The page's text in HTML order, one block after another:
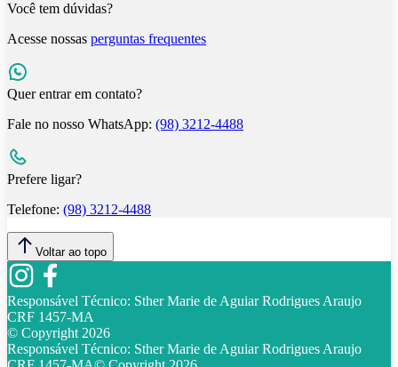
Você tem dúvidas?
Acesse nossas perguntas frequentes
Quer entrar em contato?
Fale no nosso WhatsApp: (98) 3212-4488
Prefere ligar?
Telefone: (98) 3212-4488
Voltar ao topo
Responsável Técnico: Sther Marie de Aguiar Rodrigues Araujo
CRF 1457-MA
© Copyright2026
Responsável Técnico: Sther Marie de Aguiar Rodrigues Araujo